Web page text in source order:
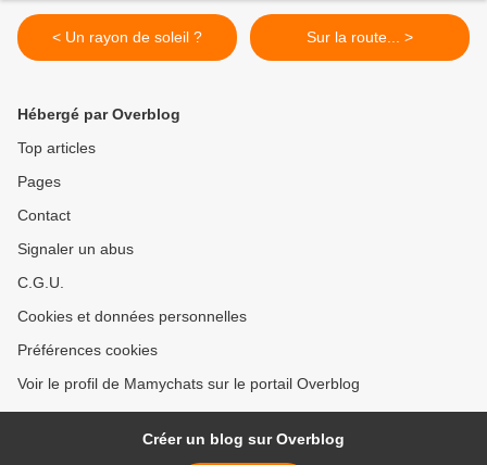
< Un rayon de soleil ? Sur la route... >
Hébergé par Overblog
Top articles
Pages
Contact
Signaler un abus
C.G.U.
Cookies et données personnelles
Préférences cookies
Voir le profil de Mamychats sur le portail Overblog
Créer un blog sur Overblog